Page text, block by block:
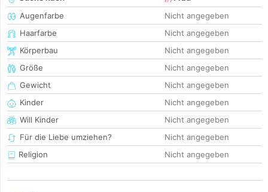
Augenfarbe
Nicht angegeben
Haarfarbe
Nicht angegeben
Körperbau
Nicht angegeben
Größe
Nicht angegeben
Gewicht
Nicht angegeben
Kinder
Nicht angegeben
Will Kinder
Nicht angegeben
Für die Liebe umziehen?
Nicht angegeben
Religion
Nicht angegeben